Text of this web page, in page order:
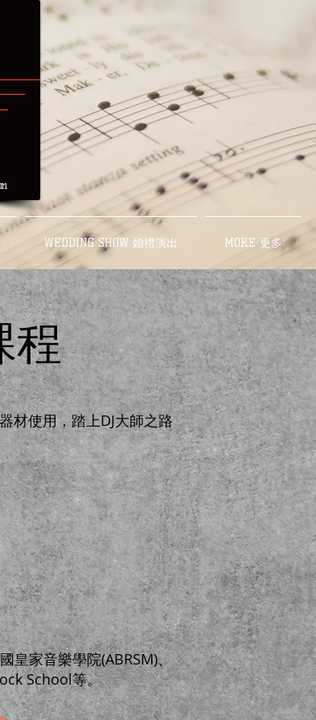
WEDDING SHOW 婚禮演出 MORE 更多
程
材使用，踏上DJ大師之路
皇家音樂學院(ABRSM)、
School等。